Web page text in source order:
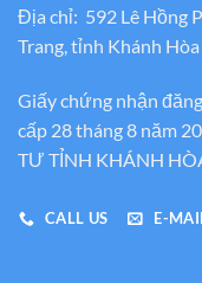
Địa chỉ: 592 Lê Hồng
Trang, tỉnh Khánh Hòa
Giấy chứng nhận
cấp 28 tháng 8 năm
TƯ TỈNH KHÁNH
CALL US E-